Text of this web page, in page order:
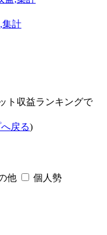
ト収益ランキングで
へ戻る)
他
個人勢